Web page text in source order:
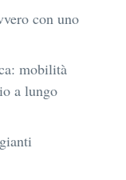
con uno
mobilità
a lungo